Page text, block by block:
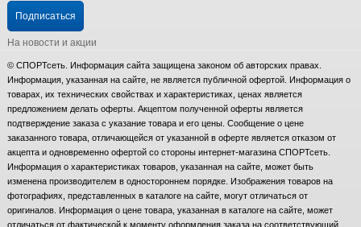
Подписаться
На новости и акции
© СПОРТсеть. Информация сайта защищена законом об авторских правах.
Информация, указанная на сайте, не является публичной офертой. Информация о
товарах, их технических свойствах и характеристиках, ценах является
предложением делать оферты. Акцептом полученной оферты является
подтверждение заказа с указание товара и его цены. Сообщение о цене
заказанного товара, отличающейся от указанной в оферте является отказом от
акцепта и одновременно офертой со стороны интернет-магазина СПОРТсеть.
Информация о характеристиках товаров, указанная на сайте, может быть
изменена производителем в одностороннем порядке. Изображения товаров на
фотографиях, представленных в каталоге на сайте, могут отличаться от
оригиналов. Информация о цене товара, указанная в каталоге на сайте, может
отличаться от фактической к моменту оформления заказа на соответствующий